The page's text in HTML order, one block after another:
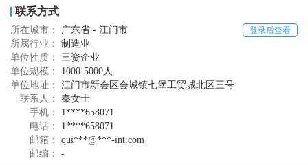
无限极努力打造产品、品牌、核心技术和平台建设等方面的竞争优
势，拥有广东新会、辽宁营口两个生产基地，香港无限极广场、广
州无限极中心、上海无限极大厦和广州无限极广场等物业，在中国
内地设有30家分公司、体验中心和近7000家专卖店/体验空间。
无限极致力于为消费者提供高品质的中草药健康产品，截至2024年8
月，已推出养固健、萃雅、心维雅、植雅、帮得佳、享优乐、优全
佳、乐姿乐言、轻盈跃和轻意养等品牌，涵盖健康食品、美妆、家
居用品三大品类，超过200款产品。无限极不断为员工打造成就自
我、协作自如、爽活自在的工作体验，已获得8次“中国杰出雇主”认
联系方式
登录后查看
所在城市：
广东省 - 江门市
所属行业：
制造业
单位性质：
三资企业
单位规模：
1000-5000人
单位地址：
江门市新会区会城镇七堡工贸城北区三号
联系人：
秦女士
手机：
1****658071
电话：
1****658071
邮箱：
qui***@***-int.com
邮编：
-